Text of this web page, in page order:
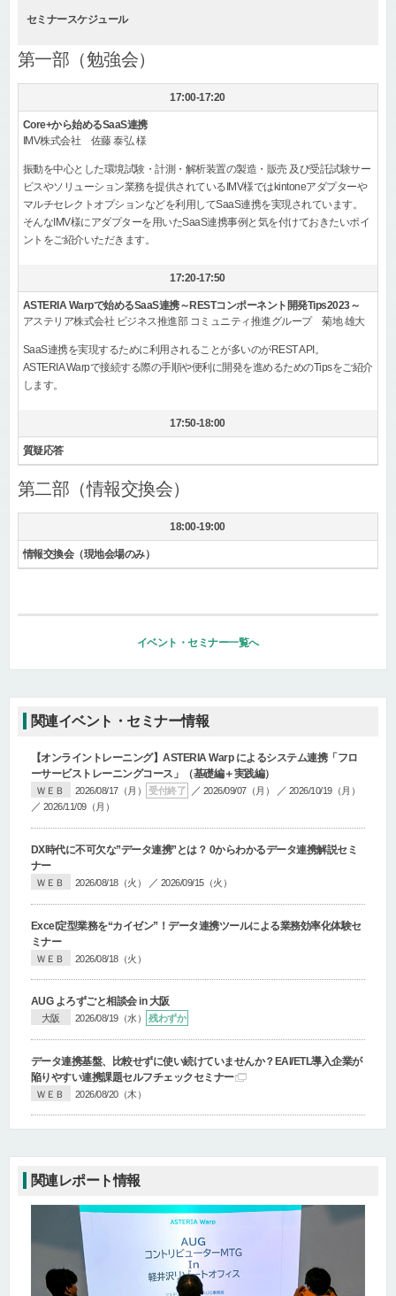
セミナースケジュール
第一部（勉強会）
17:00-17:20
Core+から始めるSaaS連携
IMV株式会社 佐藤 泰弘 様
振動を中心とした環境試験・計測・解析装置の製造・販売 及び受託試験サー
ビスやソリューション業務を提供されているIMV様ではkintoneアダプターや
マルチセレクトオプションなどを利用してSaaS連携を実現されています。
そんなIMV様にアダプターを用いたSaaS連携事例と気を付けておきたいポイ
ントをご紹介いただきます。
17:20-17:50
ASTERIA Warpで始めるSaaS連携～RESTコンポーネント開発Tips2023～
アステリア株式会社 ビジネス推進部 コミュニティ推進グループ 菊地 雄大
SaaS連携を実現するために利用されることが多いのがREST API。
ASTERIA Warpで接続する際の手順や便利に開発を進めるためのTipsをご紹介
します。
17:50-18:00
質疑応答
第二部（情報交換会）
18:00-19:00
情報交換会（現地会場のみ）
イベント・セミナー一覧へ
関連イベント・セミナー情報
【オンライントレーニング】ASTERIA Warp によるシステム連携「フロ
ーサービストレーニングコース」
（基礎編＋実践編）
ＷＥＢ 2026/08/17（月） 受付終了 ／ 2026/09/07（月） ／ 2026/10/19（月）
／ 2026/11/09（月）
DX時代に不可欠な”データ連携”とは？ 0からわかるデータ連携解説セミ
ナー
ＷＥＢ 2026/08/18（火） ／ 2026/09/15（火）
Excel定型業務を“カイゼン”！データ連携ツールによる業務効率化体験セ
ミナー
ＷＥＢ 2026/08/18（火）
AUG よろずごと相談会 in 大阪
大阪 2026/08/19（水） 残わずか
データ連携基盤、比較せずに使い続けていませんか？ EAI/ETL導入企業が
陥りやすい連携課題セルフチェックセミナー
ＷＥＢ 2026/08/20（木）
関連レポート情報